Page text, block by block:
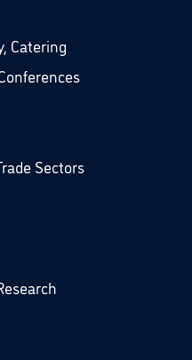
Catering
Sectors